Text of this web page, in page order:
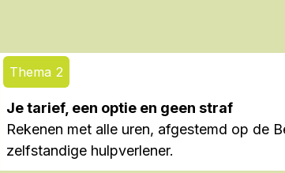
Thema 2
Je tarief, een optie en geen straf
Rekenen met alle uren, afgestemd op de
zelfstandige hulpverlener.